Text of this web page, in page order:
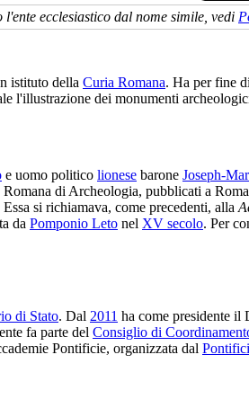
l'ente ecclesiastico dal nome simile, vedi
istituto della Curia Romana. Ha per fine
l'illustrazione dei monumenti
e uomo politico lionese barone Joseph-
di Archeologia, pubblicati a
si richiamava, come precedenti, alla
da Pomponio Leto nel XV secolo. Per
di Stato. Dal 2011 ha come presidente il
fa parte del Consiglio di
Pontificie, organizzata dal